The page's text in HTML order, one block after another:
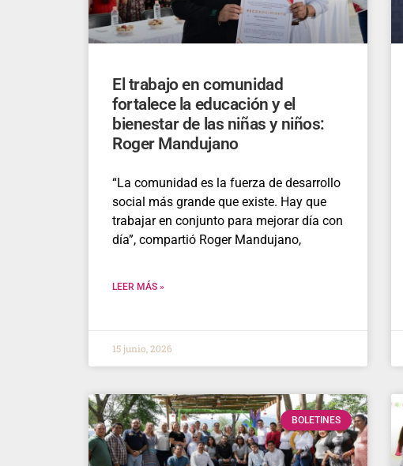
El trabajo en comunidad
fortalece la educación y el
bienestar de las niñas y niños:
Roger Mandujano
“La comunidad es la fuerza de desarrollo
social más grande que existe. Hay que
trabajar en conjunto para mejorar día con
día”, compartió Roger Mandujano,
LEER MÁS »
15 junio, 2026
BOLETINES